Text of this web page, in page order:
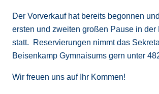
Der Vorverkauf hat bereits begonnen
ersten und zweiten großen Pause in der
statt. Reservierungen nimmt das
Beisenkamp Gymnaisums gern unter
Wir freuen uns auf Ihr Kommen!